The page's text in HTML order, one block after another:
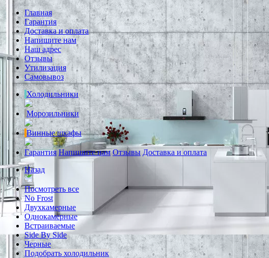
Главная
Гарантия
Доставка и оплата
Напишите нам
Наш адрес
Отзывы
Утилизация
Самовывоз
Холодильники
Морозильники
Винные шкафы
Гарантия Напишите нам Отзывы Доставка и оплата
Назад
Посмотреть все
No Frost
Двухкамерные
Однокамерные
Встраиваемые
Side By Side
Черные
Подобрать холодильник